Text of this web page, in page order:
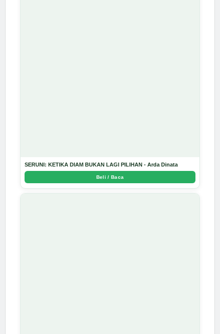
SERUNI: KETIKA DIAM BUKAN LAGI PILIHAN - Arda Dinata
Beli / Baca